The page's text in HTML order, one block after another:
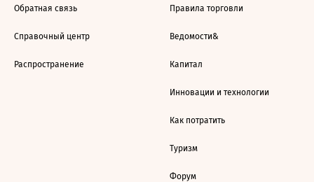
Обратная связь
Справочный центр
Распространение
Правила торговли
Ведомости&
Капитал
Инновации и технологии
Как потратить
Туризм
Форум